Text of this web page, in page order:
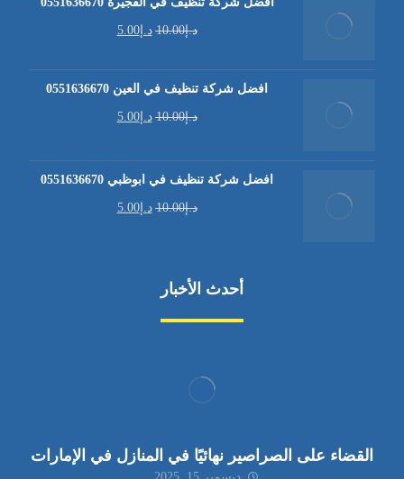
د.إ10.00 د.إ5.00
افضل شركة تنظيف في العين 0551636670
د.إ10.00 د.إ5.00
افضل شركة تنظيف في ابوظبي 0551636670
د.إ10.00 د.إ5.00
أحدث الأخبار
القضاء على الصراصير نهائيًا في المنازل في الإمارات